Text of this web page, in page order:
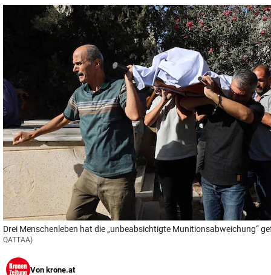
© Krone Multimedia GmbH & Co KG 2026
Muthgasse 2, 1190 Wien
Drei Menschenleben hat die „unbeabsichtigte Munitionsabweichung“
QATTAA)
Von krone.at